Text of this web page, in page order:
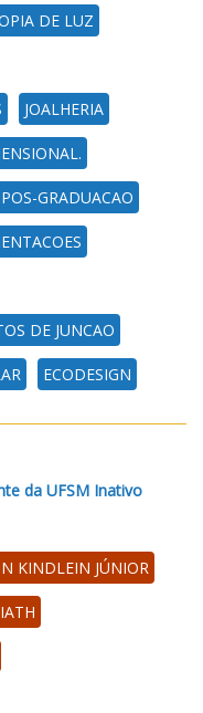
DE LUZ
JOALHERIA
GRADUACAO
DE JUNCAO
ECODESIGN
da UFSM Inativo
KINDLEIN JÚNIOR